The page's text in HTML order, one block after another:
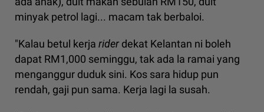
minyak petrol lagi... macam tak berbaloi.
"Kalau betul kerja riderdekat Kelantan ni boleh
dapat RM1,000 seminggu, tak ada la ramai yang
menganggur duduk sini. Kos sara hidup pun
rendah, gaji pun sama. Kerja lagi la susah.